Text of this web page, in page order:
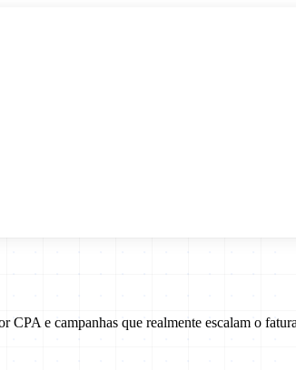
e campanhas que realmente escalam o